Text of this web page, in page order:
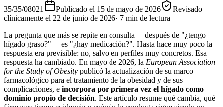
35/35/08021
Publicado el 15 de mayo de 2026
Revisado
clínicamente el 22 de junio de 2026· 7 min de lectura
La pregunta que más se repite en consulta —después de "¿tengo
hígado graso?"— es "¿hay medicación?". Hasta hace muy poco la
respuesta era previsible: no, salvo en perfiles muy concretos. Esa
respuesta ha cambiado. En mayo de 2026, la European Association
for the Study of Obesity publicó la actualización de su marco
farmacológico para el tratamiento de la obesidad y de sus
complicaciones, e incorpora por primera vez el hígado como
dominio propio de decisión. Este artículo resume qué cambia, qué